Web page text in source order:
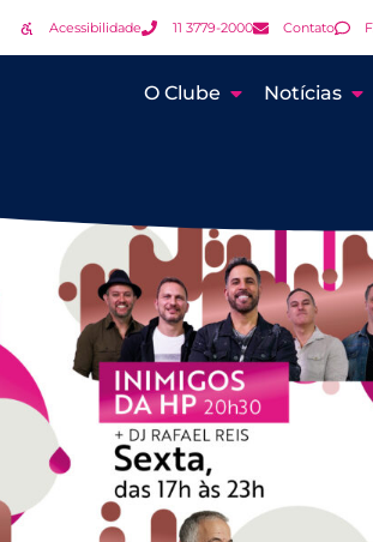
Acessibilidade 11 3779-2000 Contato
O Clube Notícias